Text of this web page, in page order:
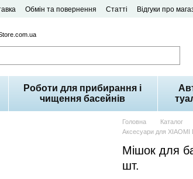
Обмін та повернення Статті Відгуки про
Роботи для прибирання і
чищення басейнів
Головна Каталог
Аксесуари для XIAOMI
Мішок для
шт.